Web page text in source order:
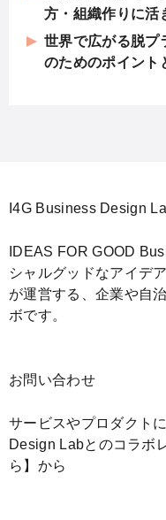
方・組織作りに活
世界で広がる脱プ
のためのポイント
I4G Business Design
IDEAS FOR GOOD
シャルグッドなアイデ
が運営する、企業や自
ボです。
お問い合わせ
サービスやプロダクト
Design Labとのコラボ
ら】 から